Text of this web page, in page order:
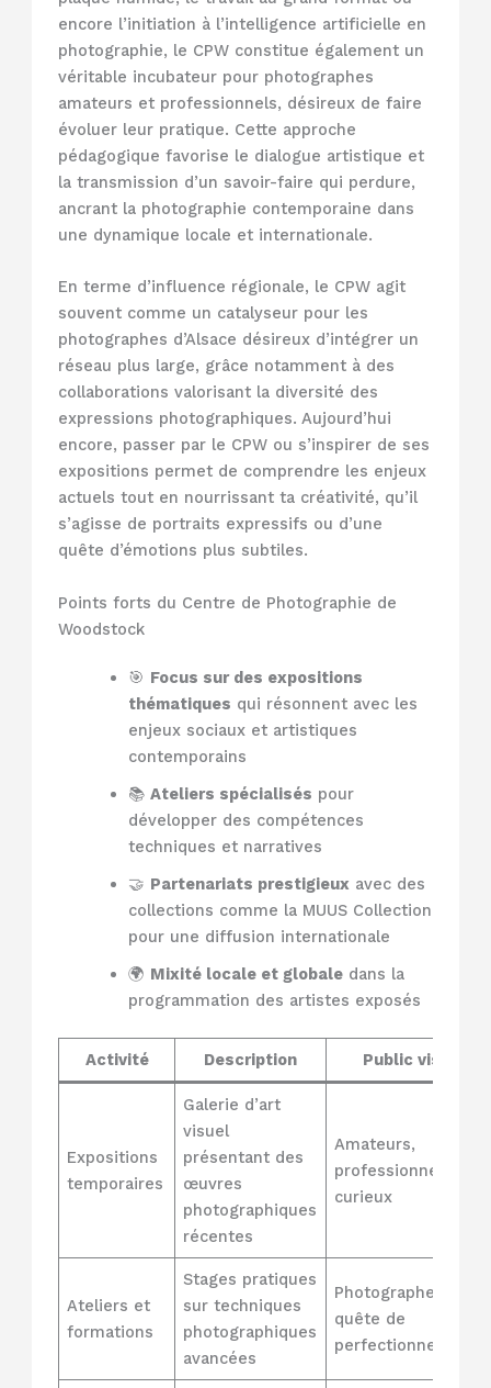
encore l’initiation à l’intelligence artificielle en
photographie, le CPW constitue également un
véritable incubateur pour photographes
amateurs et professionnels, désireux de faire
évoluer leur pratique. Cette approche
pédagogique favorise le dialogue artistique et
la transmission d’un savoir-faire qui perdure,
ancrant la photographie contemporaine dans
une dynamique locale et internationale.
En terme d’influence régionale, le CPW agit
souvent comme un catalyseur pour les
photographes d’Alsace désireux d’intégrer un
réseau plus large, grâce notamment à des
collaborations valorisant la diversité des
expressions photographiques. Aujourd’hui
encore, passer par le CPW ou s’inspirer de ses
expositions permet de comprendre les enjeux
actuels tout en nourrissant ta créativité, qu’il
s’agisse de portraits expressifs ou d’une
quête d’émotions plus subtiles.
Points forts du Centre de Photographie de
Woodstock
🎯 Focus sur des expositions
thématiques qui résonnent avec les
enjeux sociaux et artistiques
contemporains
📚 Ateliers spécialisés pour
développer des compétences
techniques et narratives
🤝 Partenariats prestigieuxavec des
collections comme la MUUS Collection
pour une diffusion internationale
🌍 Mixité locale et globaledans la
programmation des artistes exposés
Activité Description Public visé
Expositions
temporaires
Galerie d’art
visuel
présentant des
œuvres
photographiques
récentes
Amateurs,
professionnels,
curieux
Ateliers et
formations
Stages pratiques
sur techniques
photographiques
avancées
Photographes en
quête de
perfectionnement